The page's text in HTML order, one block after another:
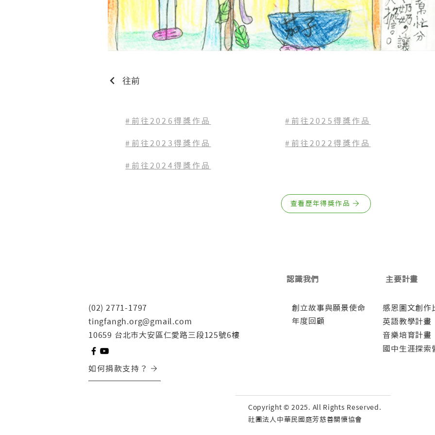
往前
#前往2026得獎作品
#前往2023 得獎作品
#前往2025得獎作品
#前往2022 得獎作品
#前往2024得獎作品
查看歷年得獎作品
認識我們 主要計畫
(02) 2771-1797
tingfangh.org@gmail.com
10659 台北市大安區仁愛路三段125號6樓
如何捐款支持？
創立故事與願景使命
年度回顧
感恩圖文創作
英語教學計畫
音樂培育計畫
國中生涯探索
Copyright © 2025. All Rights Reserved.
社團法人中華民國庭芳慈善關懷協會